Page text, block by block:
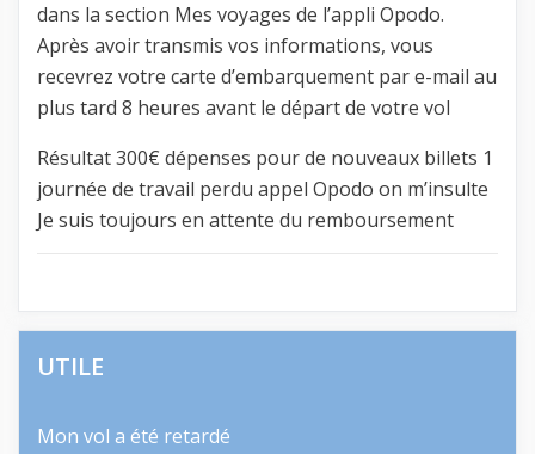
dans la section Mes voyages de l’appli Opodo.
Après avoir transmis vos informations, vous
recevrez votre carte d’embarquement par e-mail au
plus tard 8 heures avant le départ de votre vol
Résultat 300€ dépenses pour de nouveaux billets 1
journée de travail perdu appel Opodo on m’insulte
Je suis toujours en attente du remboursement
UTILE
Mon vol a été retardé